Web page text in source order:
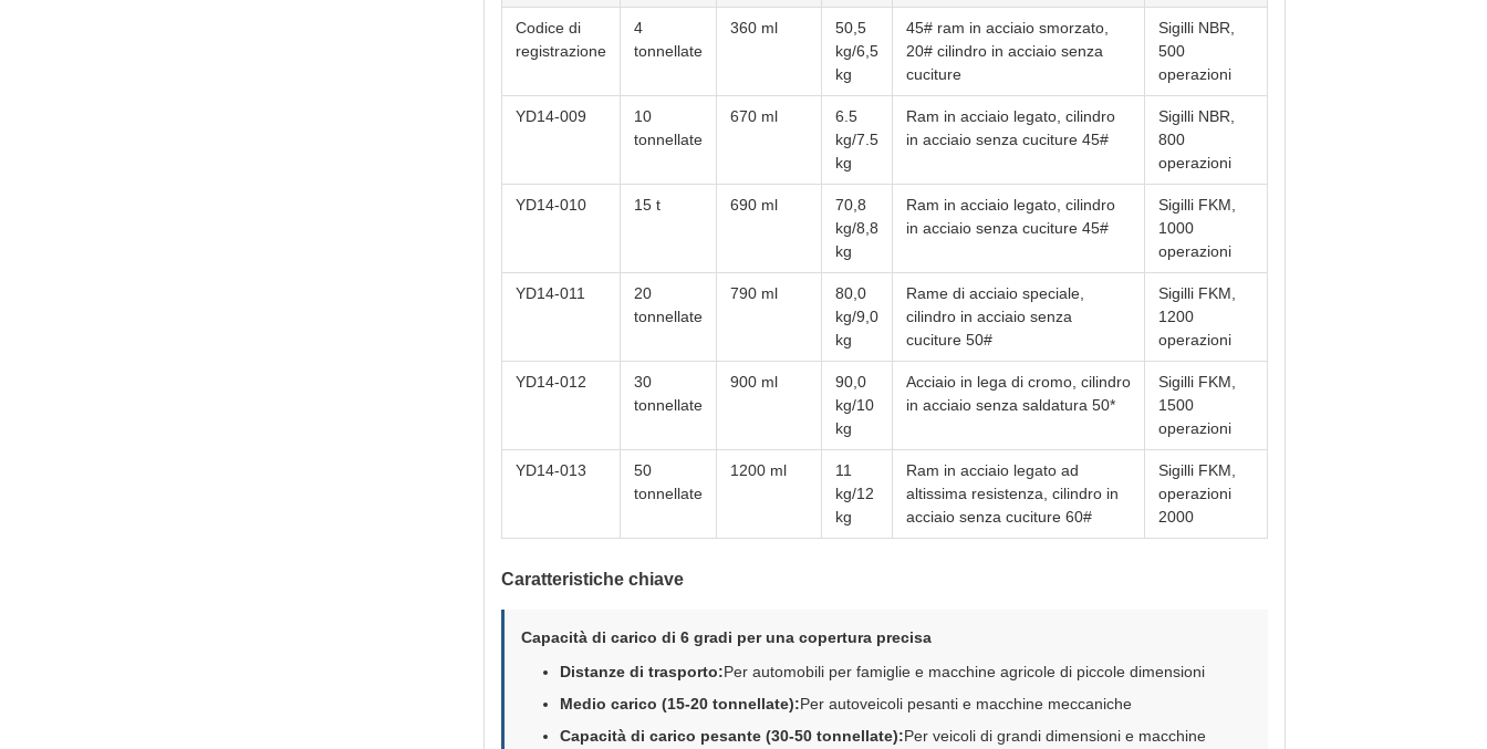
Codice di
registrazione
4
tonnellate
360 ml
50,5
kg/6,5
kg
45# ram in acciaio smorzato,
20# cilindro in acciaio senza
cuciture
Sigilli NBR,
500
operazioni
YD14-009
10
tonnellate
670 ml
6.5
kg/7.5
kg
Ram in acciaio legato, cilindro
in acciaio senza cuciture 45#
Sigilli NBR,
800
operazioni
YD14-010 15 t 690 ml
70,8
kg/8,8
kg
Ram in acciaio legato, cilindro
in acciaio senza cuciture 45#
Sigilli FKM,
1000
operazioni
YD14-011
20
tonnellate
790 ml
80,0
kg/9,0
kg
Rame di acciaio speciale,
cilindro in acciaio senza
cuciture 50#
Sigilli FKM,
1200
operazioni
YD14-012
30
tonnellate
900 ml
90,0
kg/10
kg
Acciaio in lega di cromo, cilindro
in acciaio senza saldatura 50*
Sigilli FKM,
1500
operazioni
YD14-013
50
tonnellate
1200 ml
11
kg/12
kg
Ram in acciaio legato ad
altissima resistenza, cilindro in
acciaio senza cuciture 60#
Sigilli FKM,
operazioni
2000
Caratteristiche chiave
Capacità di carico di 6 gradi per una copertura precisa
Distanze di trasporto:Per automobili per famiglie e macchine agricole di piccole dimensioni
Medio carico (15-20 tonnellate):Per autoveicoli pesanti e macchine meccaniche
Capacità di carico pesante (30-50 tonnellate):Per veicoli di grandi dimensioni e macchine